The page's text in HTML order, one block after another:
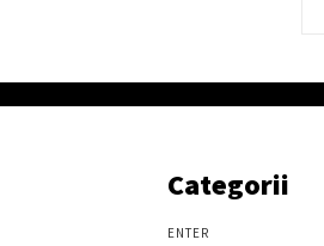
Categorii
ENTER